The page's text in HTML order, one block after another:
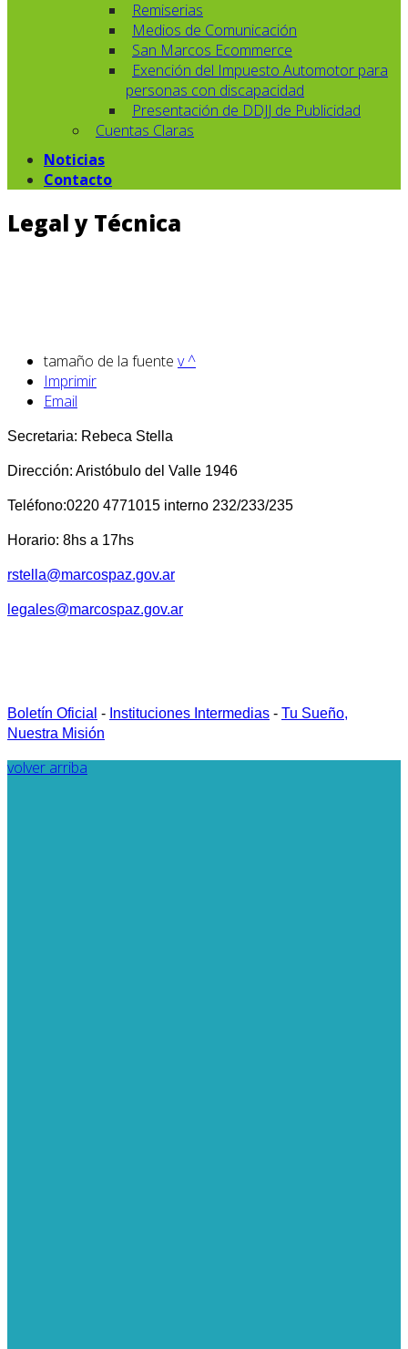
Remiserias
Medios de Comunicación
San Marcos Ecommerce
Exención del Impuesto Automotor para
personas con discapacidad
Presentación de DDJJ de Publicidad
Cuentas Claras
Noticias
Contacto
Legal y Técnica
tamaño de la fuente v^
Imprimir
Email
Secretaria: Rebeca Stella
Dirección: Aristóbulo del Valle 1946
Teléfono:0220 4771015 interno 232/233/235
Horario: 8hs a 17hs
rstella@marcospaz.gov.ar
legales@marcospaz.gov.ar
Boletín Oficial - Instituciones Intermedias - Tu Sueño,
Nuestra Misión
volver arriba